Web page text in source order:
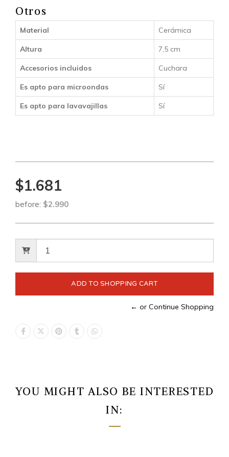
Otros
Material Cerámica
Altura 7,5 cm
Accesorios incluidos Cuchara
Es apto para microondas Sí
Es apto para lavavajillas Sí
$1.681
before: $2.990
← or Continue Shopping
YOU MIGHT ALSO BE INTERESTED
IN: